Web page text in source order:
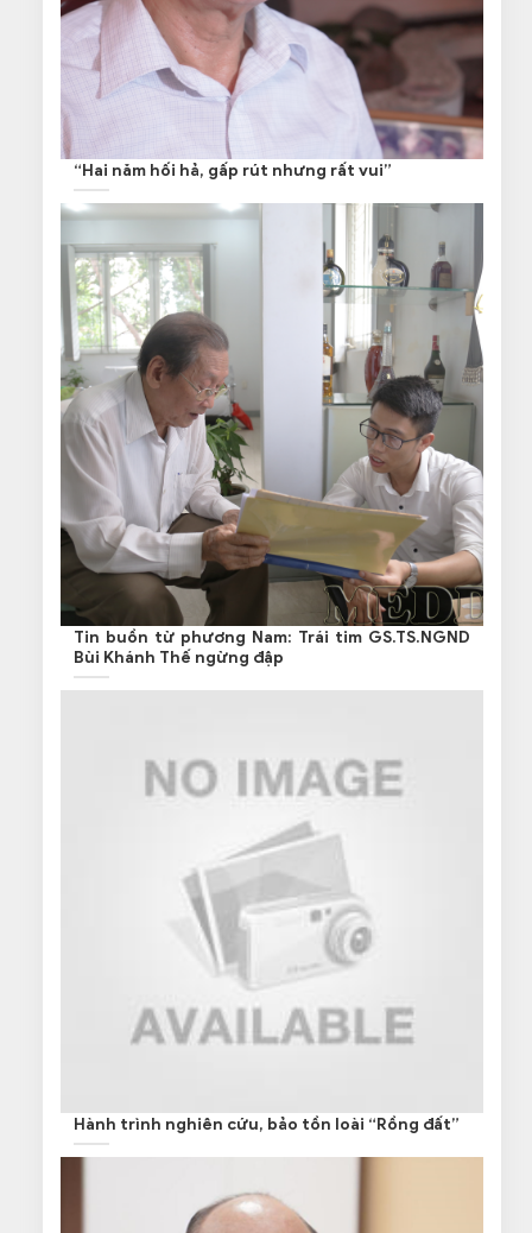
“Hai năm hối hả, gấp rút nhưng rất vui”
Tin buồn từ phương Nam: Trái tim GS.TS.NGND
Bùi Khánh Thế ngừng đập
Hành trình nghiên cứu, bảo tồn loài “Rồng đất”